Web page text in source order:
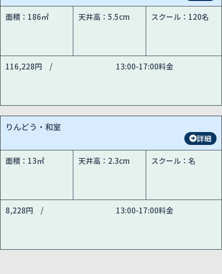
面積：186㎡ 天井高：5.5cm スクール：120名
116,228円 / 13:00-17:00料金
りんどう・和室
詳細
面積：13㎡ 天井高：2.3cm スクール：名
8,228円 / 13:00-17:00料金